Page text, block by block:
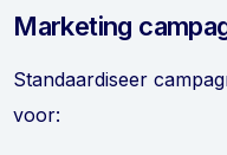
Marketing
Standaardiseer
voor: